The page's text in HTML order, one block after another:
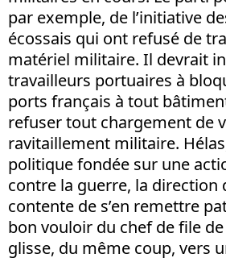
par exemple, de l’initiative
écossais qui ont refusé de
matériel militaire. Il devrait
travailleurs portuaires à
ports français à tout
refuser tout chargement de
ravitaillement militaire.
politique fondée sur une
contre la guerre, la direction
contente de s’en remettre
bon vouloir du chef de file
glisse, du même coup, vers